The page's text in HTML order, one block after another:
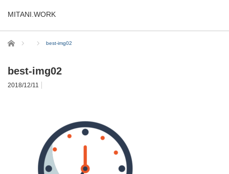
MITANI.WORK
ホーム best-img02
best-img02
2018/12/11